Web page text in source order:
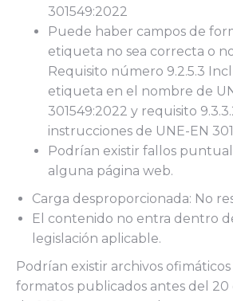
301549:2022
Puede haber campos de
etiqueta no sea correcta o
Requisito número 9.2.5.3
etiqueta en el nombre de
301549:2022 y requisito
instrucciones de UNE-EN
Podrían existir fallos
alguna página web.
Carga desproporcionada: No
El contenido no entra dentro
legislación aplicable.
Podrían existir archivos
formatos publicados antes del